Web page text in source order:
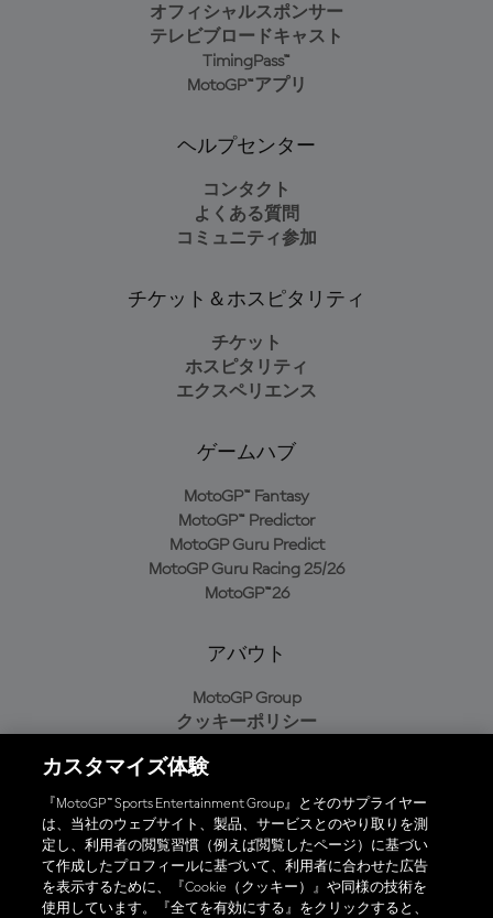
オフィシャルスポンサー
テレビブロードキャスト
TimingPass™
MotoGP™アプリ
ヘルプセンター
コンタクト
よくある質問
コミュニティ参加
チケット＆ホスピタリティ
チケット
ホスピタリティ
エクスペリエンス
ゲームハブ
MotoGP™ Fantasy
MotoGP™ Predictor
MotoGP Guru Predict
MotoGP Guru Racing 25/26
MotoGP™26
アバウト
MotoGP Group
クッキーポリシー
プライバシーポリシー
購入ポリシー
オフィシャルアプリ
カスタマイズ体験
『MotoGP™ Sports Entertainment Group』とそのサプライヤー
は、当社のウェブサイト、製品、サービスとのやり取りを測
定し、利用者の閲覧習慣（例えば閲覧したページ）に基づい
て作成したプロフィールに基づいて、利用者に合わせた広告
を表示するために、『Cookie（クッキー）』や同様の技術を
使用しています。『全てを有効にする』をクリックすると、